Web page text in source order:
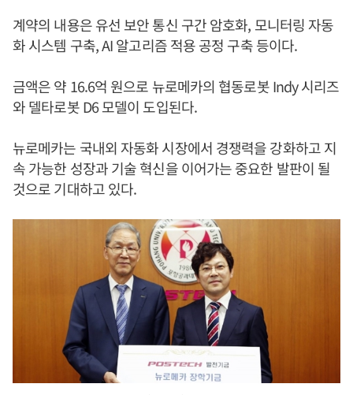
계약의 내용은 유선 보안 통신 구간 암호화, 모니터링 자동
화 시스템 구축, AI 알고리즘 적용 공정 구축 등이다.
금액은 약 16.6억 원으로 뉴로메카의 협동로봇 Indy 시리즈
와 델타로봇 D6 모델이 도입된다.
뉴로메카는 국내외 자동화 시장에서 경쟁력을 강화하고 지
속 가능한 성장과 기술 혁신을 이어가는 중요한 발판이 될
것으로 기대하고 있다.